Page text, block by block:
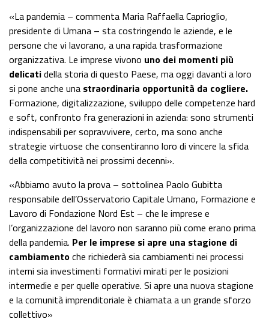
«La pandemia – commenta Maria Raffaella Caprioglio,
presidente di Umana – sta costringendo le aziende, e le
persone che vi lavorano, a una rapida trasformazione
organizzativa. Le imprese vivono uno dei momenti più
delicatidella storia di questo Paese, maoggi davanti a loro
si pone anche una straordinaria opportunità da cogliere.
Formazione, digitalizzazione, sviluppo delle competenze hard
e soft, confronto fra generazioni in azienda: sono strumenti
indispensabili per sopravvivere, certo, ma sono anche
strategie virtuose che consentiranno loro di vincere la sfida
della competitività nei prossimi decenni».
«Abbiamo avuto la prova – sottolinea Paolo Gubitta
responsabile dell’Osservatorio Capitale Umano, Formazione e
Lavoro di Fondazione Nord Est – che le imprese e
l’organizzazione del lavoro non saranno più come erano prima
della pandemia. Per le imprese si apre una stagione di
cambiamentoche richiederà sia cambiamenti nei processi
interni sia investimenti formativi mirati per le posizioni
intermedie e per quelle operative. Si apre una nuova stagione
e la comunità imprenditoriale è chiamata a un grande sforzo
collettivo»